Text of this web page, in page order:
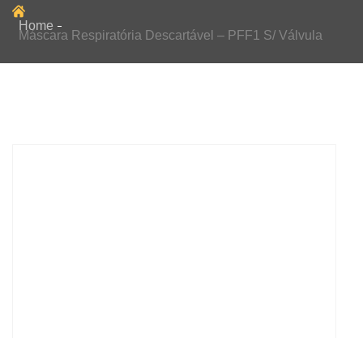
Home
Máscara Respiratória Descartável – PFF1 S/ Válvula